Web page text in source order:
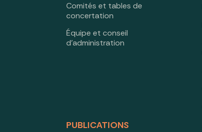
Comités et tables de
concertation
Équipe et conseil
d’administration
PUBLICATIONS